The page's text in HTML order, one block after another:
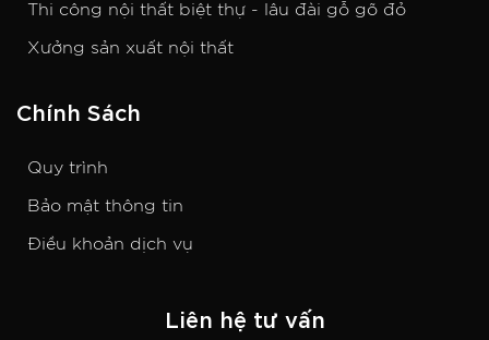
Thi công nội thất biệt thự - lâu đài gỗ gõ đỏ
Xưởng sản xuất nội thất
Chính Sách
Quy trình
Bảo mật thông tin
Điều khoản dịch vụ
Liên hệ tư vấn